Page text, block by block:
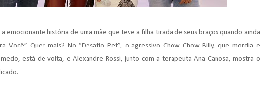
emocionante história de uma mãe que teve a filha tirada de seus braços quando ainda
Você”. Quer mais? No “Desafio Pet”, o agressivo Chow Chow Billy, que mordia e
está de volta, e Alexandre Rossi, junto com a terapeuta Ana Canosa, mostra o